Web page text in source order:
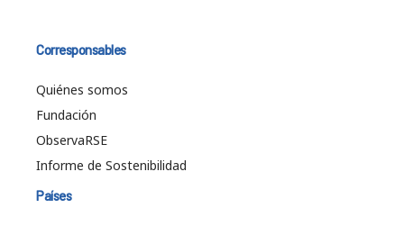
Corresponsables
Quiénes somos
Fundación
ObservaRSE
Informe de Sostenibilidad
Países